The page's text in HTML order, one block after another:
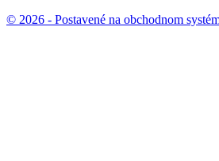
© 2026 - Postavené na obchodnom